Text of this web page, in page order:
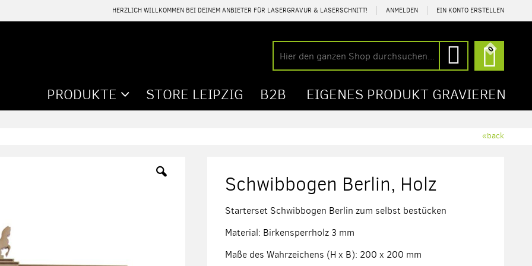
HERZLICH WILLKOMMEN BEI DEINEM ANBIETER FÜR LASERGRAVUR & LASERSCHNITT! ANMELDEN EIN KONTO ERSTELLEN
0
Suche
PRODUKTE STORE LEIPZIG B2B EIGENES PRODUKT GRAVIEREN
Schwibbogen Berlin, Holz
Starterset Schwibbogen Berlin zum selbst bestücken
Material: Birkensperrholz 3 mm
Maße des Wahrzeichens (H x B): 200 x 200 mm
«back